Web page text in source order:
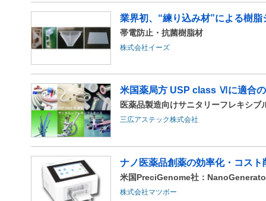
業界初、“練り込み材”による樹
帯電防止・抗菌樹脂材
株式会社イーズ
米国薬局方 USP class Ⅵに適合
医薬品製造向けサニタリーフレキシブ
三広アステック株式会社
ナノ医薬品創薬の効率化・コスト
米国PreciGenome社：
株式会社マツボー